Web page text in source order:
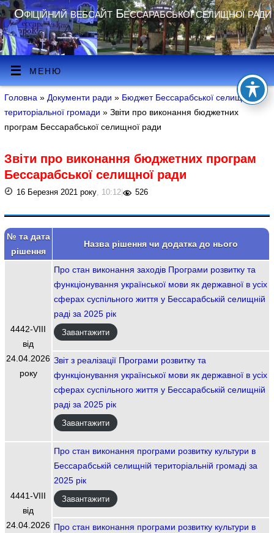
Офіційний вебсайт Бессарабської селищної ради
МЕНЮ
Головна » Документи ради» Бюджет Бессарабської селищної
територіальної громади» Звіти про виконання бюджетних
програм Бессарабської селищної ради
Звіти про виконання бюджетних програм
Бессарабської селищної ради
16 Березня 2021 року, 10:12| 526
№ та дата
рішення
Назва рішення чи додатка до нього
4442-VIIІ
від
24.04.2026
року
Про стан виконання заходів Програми розвитку та
функціонування української мови як державної в усіх
сферах суспільного життя у Бессарабській селищній
раді за 2025 рік
Завантажити
Звіт з реалізації Програми розвитку та
функціонування української мови як державної в усіх
сферах суспільного життя у Бессарабській селищній
раді за 2025 рік
Завантажити
4441-VIIІ
від
24.04.2026
Про стан виконання програми розвитку культури в
Бессарабській селищній територіальній громаді за
2025 рік
Завантажити
Про стан виконання програми розвитку культури в